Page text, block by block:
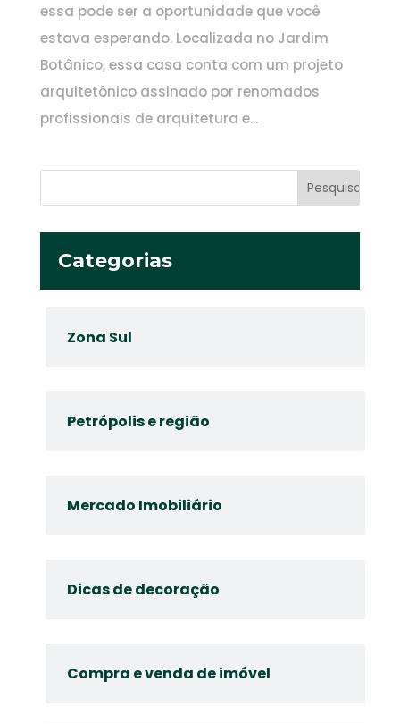
essa pode ser a oportunidade que você
estava esperando. Localizada no Jardim
Botânico, essa casa conta com um projeto
arquitetônico assinado por renomados
profissionais de arquitetura e...
Categorias
Zona Sul
Petrópolis e região
Mercado Imobiliário
Dicas de decoração
Compra e venda de imóvel